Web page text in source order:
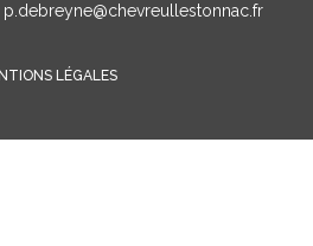
LÉGALES